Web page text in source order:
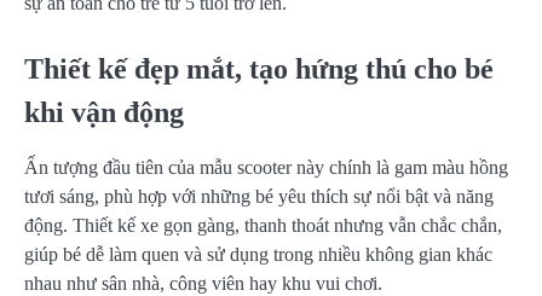
Thiết kế đẹp mắt, tạo hứng thú cho bé
khi vận động
Ấn tượng đầu tiên của mẫu scooter này chính là gam màu hồng
tươi sáng, phù hợp với những bé yêu thích sự nổi bật và năng
động. Thiết kế xe gọn gàng, thanh thoát nhưng vẫn chắc chắn,
giúp bé dễ làm quen và sử dụng trong nhiều không gian khác
nhau như sân nhà, công viên hay khu vui chơi.